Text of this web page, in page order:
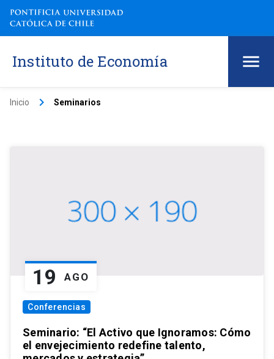
Instituto de Economía
Inicio keyboard_arrow_right Seminarios
19 AGO
Conferencias
Seminario: “El Activo que Ignoramos: Cómo
el envejecimiento redefine talento,